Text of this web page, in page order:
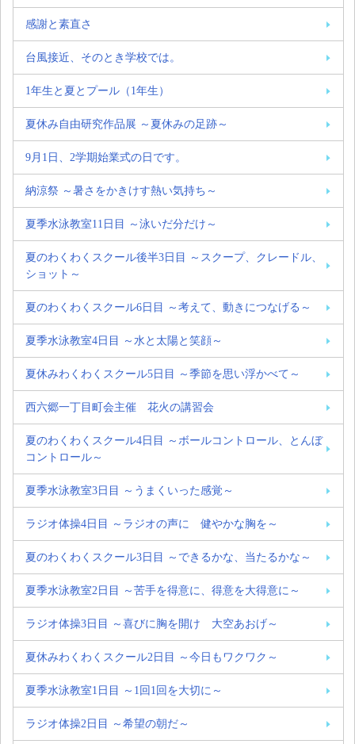
感謝と素直さ
台風接近、そのとき学校では。
1年生と夏とプール（1年生）
夏休み自由研究作品展 ～夏休みの足跡～
9月1日、2学期始業式の日です。
納涼祭 ～暑さをかきけす熱い気持ち～
夏季水泳教室11日目 ～泳いだ分だけ～
夏のわくわくスクール後半3日目 ～スクープ、クレードル、
ショット～
夏のわくわくスクール6日目 ～考えて、動きにつなげる～
夏季水泳教室4日目 ～水と太陽と笑顔～
夏休みわくわくスクール5日目 ～季節を思い浮かべて～
西六郷一丁目町会主催 花火の講習会
夏のわくわくスクール4日目 ～ボールコントロール、とんぼ
コントロール～
夏季水泳教室3日目 ～うまくいった感覚～
ラジオ体操4日目 ～ラジオの声に 健やかな胸を～
夏のわくわくスクール3日目 ～できるかな、当たるかな～
夏季水泳教室2日目 ～苦手を得意に、得意を大得意に～
ラジオ体操3日目 ～喜びに胸を開け 大空あおげ～
夏休みわくわくスクール2日目 ～今日もワクワク～
夏季水泳教室1日目 ～1回1回を大切に～
ラジオ体操2日目 ～希望の朝だ～